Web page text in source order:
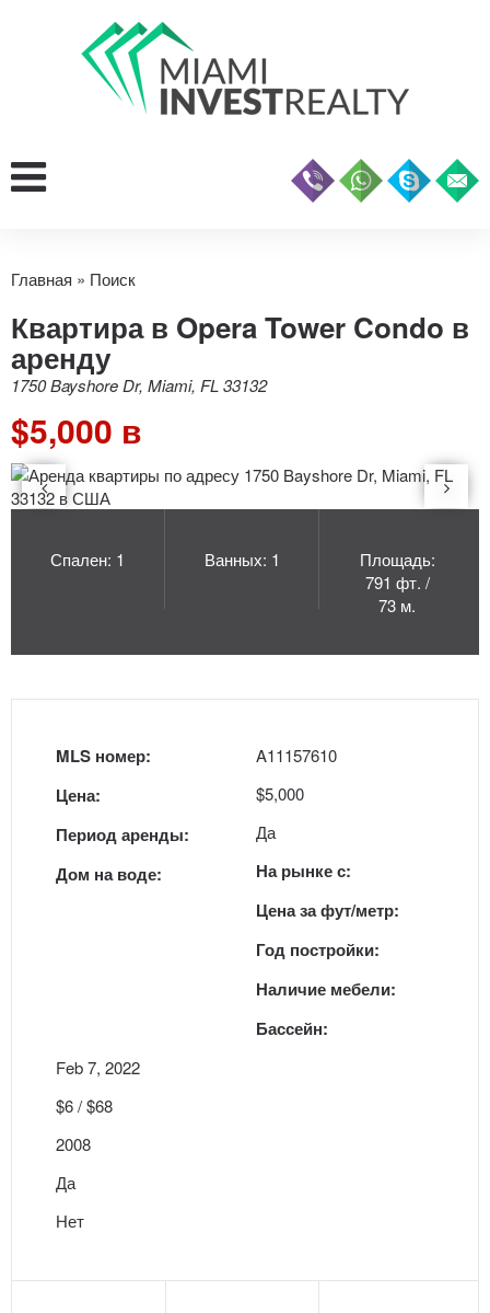
Главная » Поиск
Квартира в Opera Tower Condo в
аренду
1750 Bayshore Dr, Miami, FL 33132
$5,000 в
Спален: 1 Ванных: 1
Площадь:
791 фт. /
73 м.
MLS номер:
Цена:
Период аренды:
Дом на воде:
A11157610
$5,000
Да
На рынке с:
Цена за фут/метр:
Год постройки:
Наличие мебели:
Бассейн:
Feb 7, 2022
$6 / $68
2008
Да
Нет